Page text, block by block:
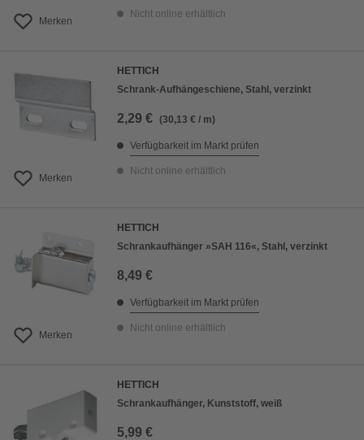
Merken
Nicht online erhältlich
Merken
HETTICH
Schrank-Aufhängeschiene, Stahl, verzinkt
2,29 € (30,13 € / m)
Verfügbarkeit im Markt prüfen
Nicht online erhältlich
Merken
HETTICH
Schrankaufhänger »SAH 116«, Stahl, verzinkt
8,49 €
Verfügbarkeit im Markt prüfen
Nicht online erhältlich
HETTICH
Schrankaufhänger, Kunststoff, weiß
5,99 €